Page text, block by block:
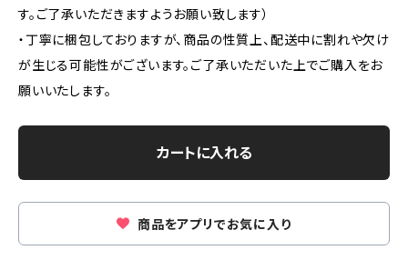
す。ご了承いただきますようお願い致します）
・丁寧に梱包しておりますが、商品の性質上、配送中に割れや欠け
が生じる可能性がございます。ご了承いただいた上でご購入をお
願いいたします。
カートに入れる
商品をアプリでお気に入り